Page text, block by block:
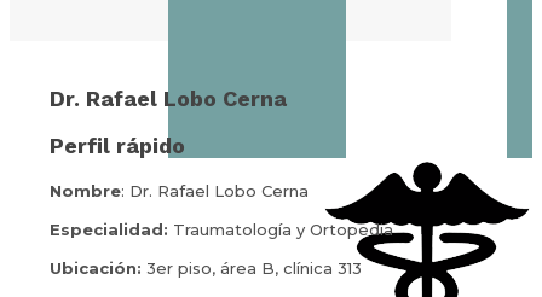
Dr. Rafael Lobo Cerna
Perfil rápido
Nombre: Dr. Rafael Lobo Cerna
Especialidad: Traumatología y Ortopedia
Ubicación: 3er piso, área B, clínica 313